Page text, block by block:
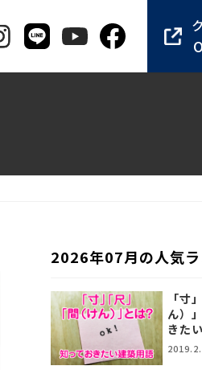
2026年07月の人気
「寸
ん）
きた